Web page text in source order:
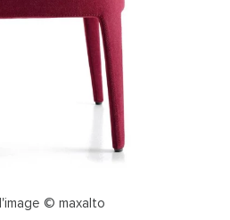
© maxalto